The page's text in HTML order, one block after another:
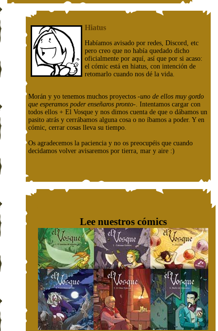
Hiatus
Habíamos avisado por redes, Discord, etc
pero creo que no había quedado dicho
oficialmente por aquí, así que por si acaso:
el cómic está en hiatus, con intención de
retomarlo cuando nos dé la vida.
Morán y yo tenemos muchos proyectos -uno de ellos muy gordo
que esperamos poder enseñaros pronto- . Intentamos cargar con
todos ellos + El Vosque y nos dimos cuenta de que o dábamos un
pasito atrás y cerrábamos alguna cosa o no íbamos a poder. Y en
cómic, cerrar cosas lleva su tiempo.
Os agradecemos la paciencia y no os preocupéis que cuando
decidamos volver avisaremos por tierra, mar y aire :)
Lee nuestros cómics